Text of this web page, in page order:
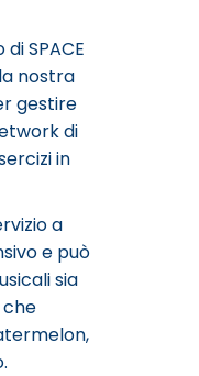
SPACE
nostra
gestire
di
in
a
e può
sia
che